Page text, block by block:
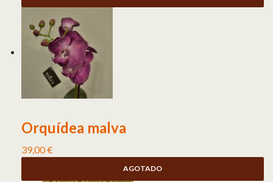
Orquídea malva
39,00€
AGOTADO